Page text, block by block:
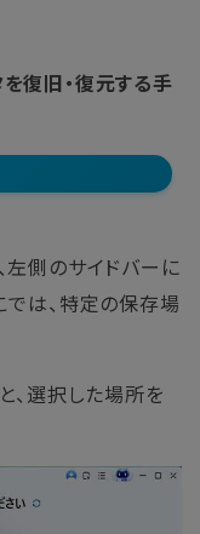
復旧・復元する手
左側のサイドバーに
では、特定の保存場
、選択した場所を